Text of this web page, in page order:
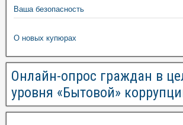
Ваша безопасность
О новых купюрах
Онлайн-опрос граждан в
уровня «Бытовой»